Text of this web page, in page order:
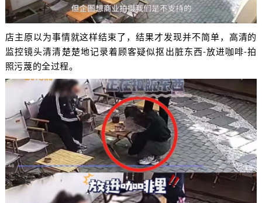
店主原以为事情就这样结束了，结果才发现并不简单，高清的
监控镜头清清楚楚地记录着顾客疑似抠出脏东西-放进咖啡-拍
照污蔑的全过程。